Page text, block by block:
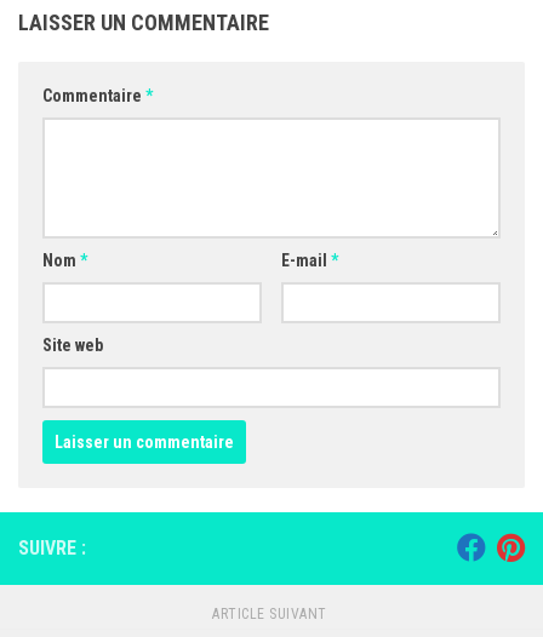
LAISSER UN COMMENTAIRE
Commentaire *
Nom * E-mail *
Site web
SUIVRE :
ARTICLE SUIVANT